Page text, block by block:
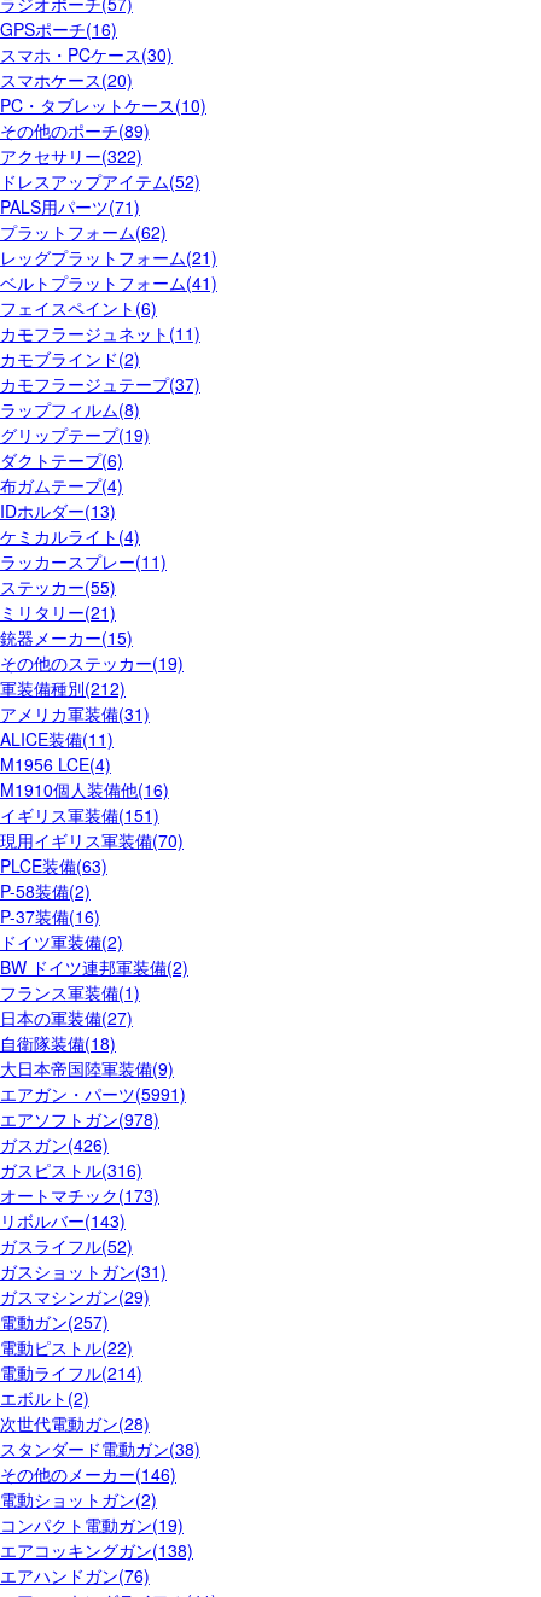
GPSポーチ(16)
スマホ・PCケース(30)
スマホケース(20)
PC・タブレットケース(10)
その他のポーチ(89)
アクセサリー(322)
ドレスアップアイテム(52)
PALS用パーツ(71)
プラットフォーム(62)
レッグプラットフォーム(21)
ベルトプラットフォーム(41)
フェイスペイント(6)
カモフラージュネット(11)
カモブラインド(2)
カモフラージュテープ(37)
ラップフィルム(8)
グリップテープ(19)
ダクトテープ(6)
布ガムテープ(4)
IDホルダー(13)
ケミカルライト(4)
ラッカースプレー(11)
ステッカー(55)
ミリタリー(21)
銃器メーカー(15)
その他のステッカー(19)
軍装備種別(212)
アメリカ軍装備(31)
ALICE装備(11)
M1956 LCE(4)
M1910個人装備他(16)
イギリス軍装備(151)
現用イギリス軍装備(70)
PLCE装備(63)
P-58装備(2)
P-37装備(16)
ドイツ軍装備(2)
BW ドイツ連邦軍装備(2)
フランス軍装備(1)
日本の軍装備(27)
自衛隊装備(18)
大日本帝国陸軍装備(9)
エアガン・パーツ(5991)
エアソフトガン(978)
ガスガン(426)
ガスピストル(316)
オートマチック(173)
リボルバー(143)
ガスライフル(52)
ガスショットガン(31)
ガスマシンガン(29)
電動ガン(257)
電動ピストル(22)
電動ライフル(214)
エボルト(2)
次世代電動ガン(28)
スタンダード電動ガン(38)
その他のメーカー(146)
電動ショットガン(2)
コンパクト電動ガン(19)
エアコッキングガン(138)
エアハンドガン(76)